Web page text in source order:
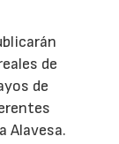
de
de
Alavesa.